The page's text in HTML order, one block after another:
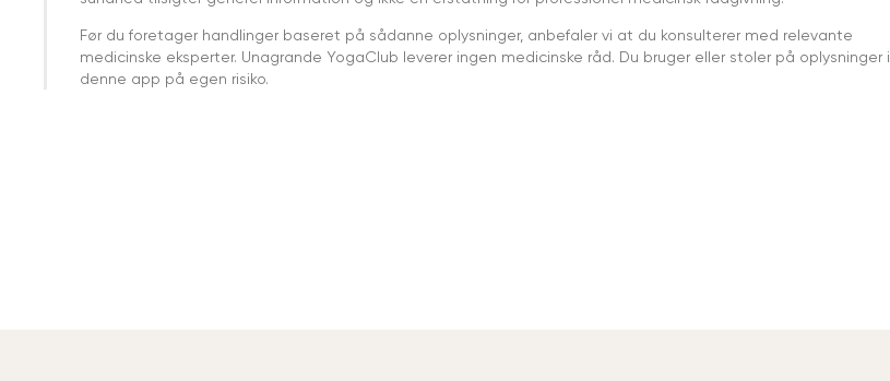
Før du foretager handlinger baseret på sådanne oplysninger, anbefaler vi at du konsulterer med relevante
medicinske eksperter. Unagrande YogaClub leverer ingen medicinske råd. Du bruger eller stoler på oplysninger i
denne app på egen risiko.